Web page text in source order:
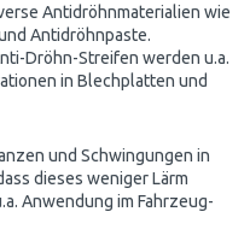
Antidröhnmaterialien wie
Antidröhnpaste.
Dröhn-Streifen werden u.a.
in Blechplatten und
und Schwingungen in
dieses weniger Lärm
Anwendung im Fahrzeug-